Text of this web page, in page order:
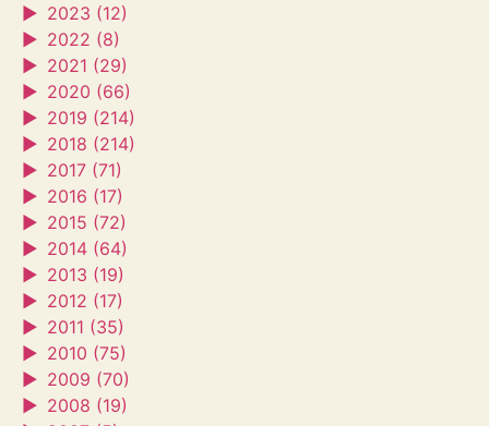
► 2023 (12)
► 2022 (8)
► 2021 (29)
► 2020 (66)
► 2019 (214)
► 2018 (214)
► 2017 (71)
► 2016 (17)
► 2015 (72)
► 2014 (64)
► 2013 (19)
► 2012 (17)
► 2011 (35)
► 2010 (75)
► 2009 (70)
► 2008 (19)